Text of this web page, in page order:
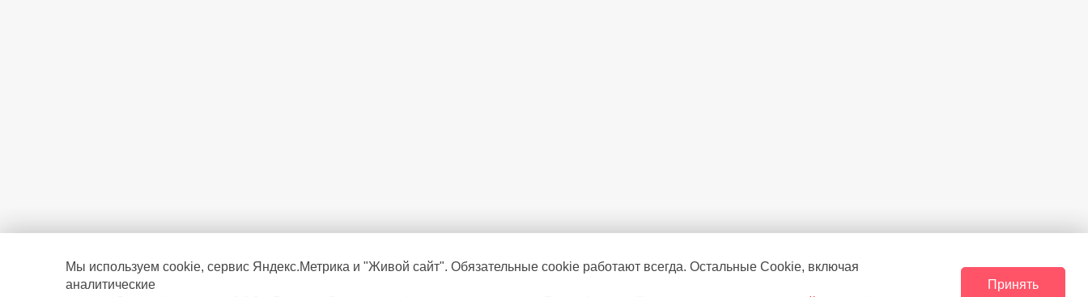
Мы используем cookie, сервис Яндекс.Метрика и "Живой сайт". Обязательные cookie работают всегда. Остальные Сookie, включая
аналитические
Принять